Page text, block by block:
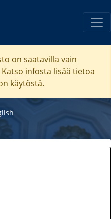
on saatavilla vain
infosta lisää tietoa
käytöstä.